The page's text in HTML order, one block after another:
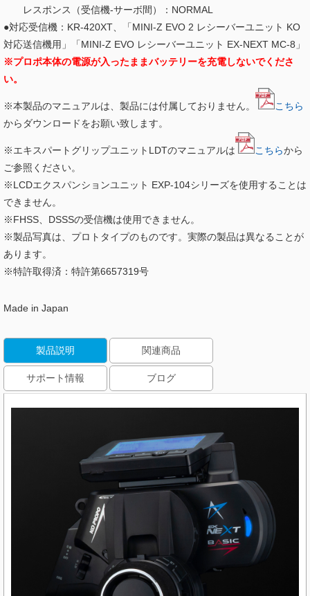
レスポンス（受信機-サーボ間）：NORMAL
●対応受信機：KR-420XT、「MINI-Z EVO 2 レシーバーユニット KO
対応送信機用」「MINI-Z EVO レシーバーユニット EX-NEXT MC-8」
※プロポ本体の電源が入ったままバッテリーを充電しないでくださ
い。
※本製品のマニュアルは、製品には付属しておりません。
こちら
からダウンロードをお願い致します。
※エキスパートグリップユニットLDTのマニュアルは こちらから
ご参照ください。
※LCDエクスパンションユニット EXP-104シリーズを使用することは
できません。
※FHSS、DSSSの受信機は使用できません。
※製品写真は、プロトタイプのものです。実際の製品は異なることが
あります。
※特許取得済：特許第6657319号
Made in Japan
製品説明 関連商品
サポート情報 ブログ